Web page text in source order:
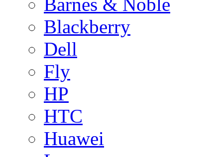
Blackberry
Dell
Fly
HP
HTC
Huawei